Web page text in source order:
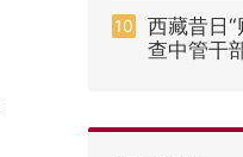
10
西藏昔日
查中管干